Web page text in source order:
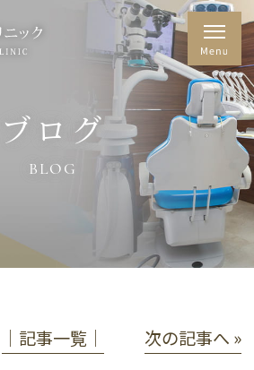
ブログ
BLOG
│記事一覧│ 次の記事へ »